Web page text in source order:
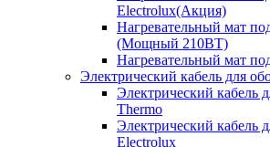
Electrolux(Акция)
Нагревательный мат
(Мощный 210ВТ)
Нагревательный мат
Электрический кабель для
Электрический кабель
Thermo
Электрический кабель
Electrolux